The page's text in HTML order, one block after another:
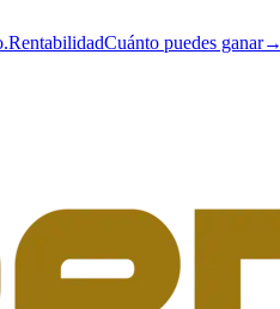
RentabilidadCuánto puedes ganar→